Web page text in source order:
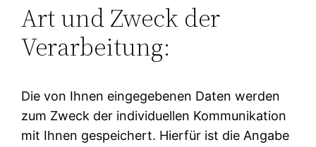
Art und Zweck der
Verarbeitung:
Die von Ihnen eingegebenen Daten werden
zum Zweck der individuellen Kommunikation
mit Ihnen gespeichert. Hierfür ist die Angabe